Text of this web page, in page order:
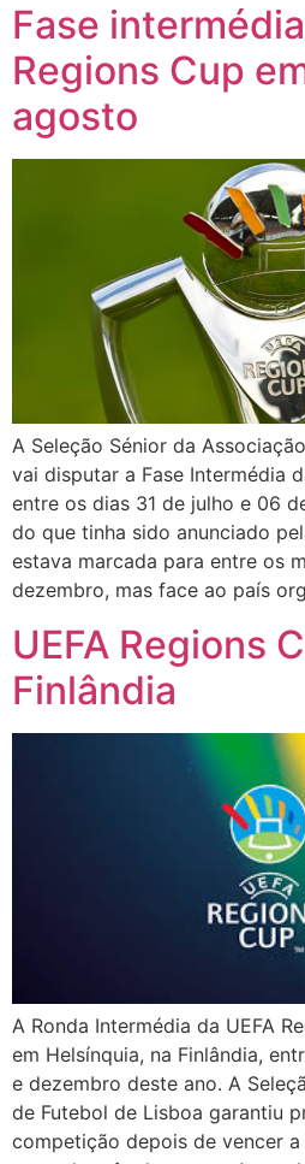
Fase
Regions Cup
agosto
A Seleção Sénior da
vai disputar a Fase Intermédia
entre os dias 31 de julho e 06
do que tinha sido anunciado
estava marcada para entre os
dezembro, mas face ao país
UEFA Regions
Finlândia
A Ronda Intermédia da UEFA
em Helsínquia, na Finlândia,
e dezembro deste ano. A
de Futebol de Lisboa garantiu
competição depois de vencer a